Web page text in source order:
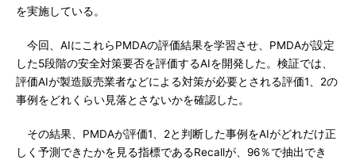
を実施している。
今回、AIにこれらPMDAの評価結果を学習させ、PMDAが設定
した5段階の安全対策要否を評価するAIを開発した。検証では、
評価AIが製造販売業者などによる対策が必要とされる評価1、2の
事例をどれくらい見落とさないかを確認した。
その結果、PMDAが評価1、2と判断した事例をAIがどれだけ正
しく予測できたかを見る指標であるRecallが、96％で抽出でき